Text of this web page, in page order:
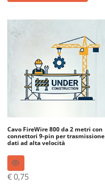
Cavo FireWire 800 da 2 metri con
connettori 9-pin per trasmissione
dati ad alta velocità
€0,75